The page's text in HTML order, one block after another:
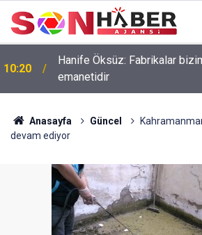
10:20
Hanife Öksüz: Fabrikalar
emanetidir
Anasayfa Güncel
devam ediyor